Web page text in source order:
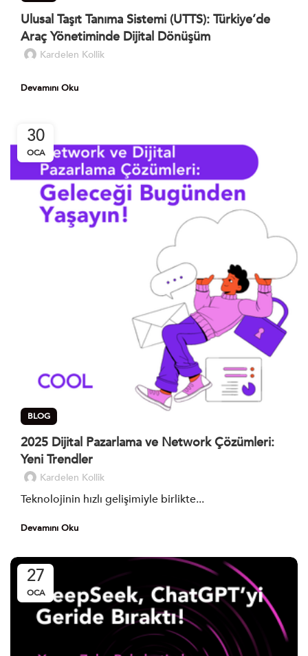
Ulusal Taşıt Tanıma Sistemi (UTTS): Türkiye’de
Araç Yönetiminde Dijital Dönüşüm
Kardelen Kollik
Devamını Oku
30
OCA
BLOG
2025 Dijital Pazarlama ve Network Çözümleri:
Yeni Trendler
Kardelen Kollik
Teknolojinin hızlı gelişimiyle birlikte...
Devamını Oku
27
OCA